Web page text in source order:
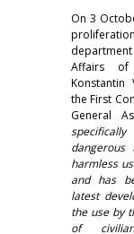
On 3
Affairs of
Konstantin
the First
General
harmless
and has
latest
the use by
of